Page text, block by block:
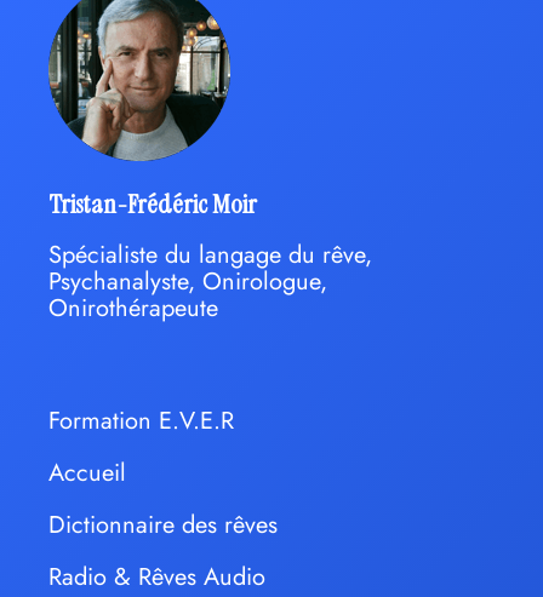
Tristan-Frédéric Moir
Spécialiste du langage du rêve,
Psychanalyste, Onirologue,
Onirothérapeute
Formation E.V.E.R
Accueil
Dictionnaire des rêves
Radio & Rêves Audio